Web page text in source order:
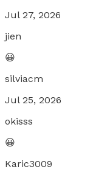
Jul 27, 2026
jien
😀
silviacm
Jul 25, 2026
okisss
😀
Karic3009